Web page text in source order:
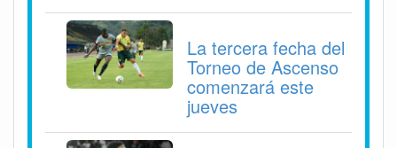
La tercera fecha del
Torneo de Ascenso
comenzará este
jueves